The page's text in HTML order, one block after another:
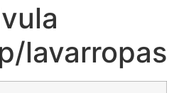
lavarropas